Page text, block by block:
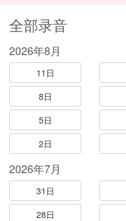
全部录音
2026年8月
11日
8日
5日
2日
2026年7月
31日
28日